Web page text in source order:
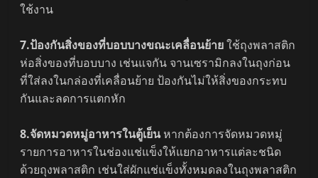
ใช้งาน
7.ป้องกันสิ่งของที่บอบบางขณะเคลื่อนย้ายใช้ถุงพลาสติก
ห่อสิ่งของที่บอบบาง เช่นแจกัน จานเซรามิกลงในถุงก่อน
ที่ใส่ลงในกล่องที่เคลื่อนย้าย ป้องกันไม่ให้สิ่งของกระทบ
กันและลดการแตกหัก
8.จัดหมวดหมู่อาหารในตู้เย็นหากต้องการจัดหมวดหมู่
รายการอาหารในช่องแช่แข็งให้แยกอาหารแต่ละชนิด
ด้วยถุงพลาสติก เช่นใส่ผักแช่แข็งทั้งหมดลงในถุงพลาสติก